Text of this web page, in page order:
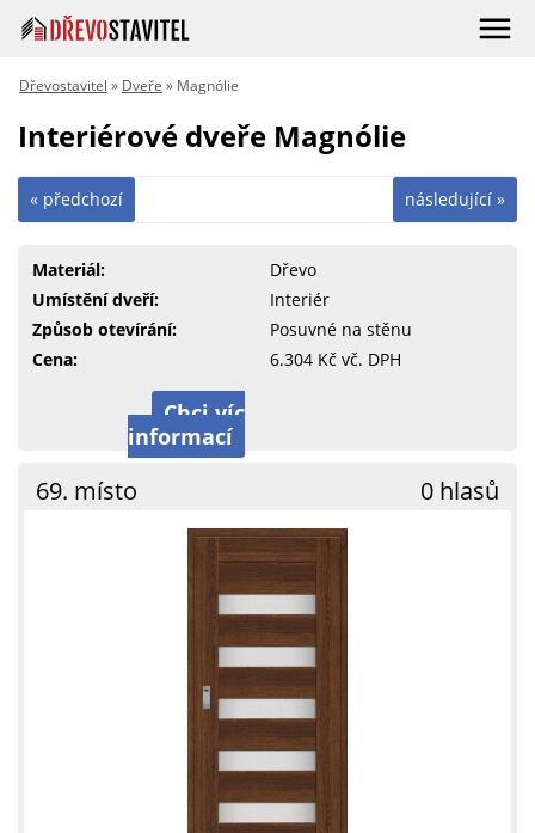
Dřevostavitel » Dveře » Magnólie
Interiérové dveře Magnólie
následující »
« předchozí
Materiál:
Dřevo
Umístění dveří:
Interiér
Způsob otevírání:
Posuvné na stěnu
Cena:
6.304 Kč vč. DPH
Chci víc
informací
69. místo 0 hlasů